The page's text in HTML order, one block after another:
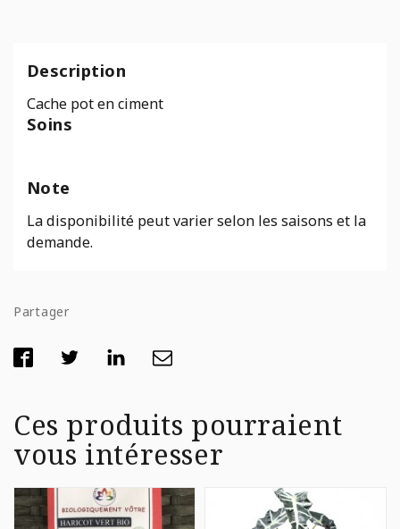
Description
Cache pot en ciment
Soins
Note
La disponibilité peut varier selon les saisons et la
demande.
Partager
Ces produits pourraient
vous intéresser